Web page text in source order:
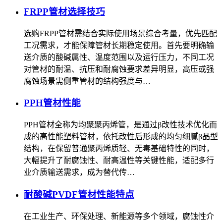
FRPP管材选择技巧
选购FRPP管材需结合实际使用场景综合考量，优先匹配
工况需求，才能保障管材长期稳定使用。首先要明确输
送介质的酸碱属性、温度范围以及运行压力，不同工况
对管材的耐温、抗压和耐腐蚀要求差异明显，高压或强
腐蚀场景需侧重管材的结构强度与…
PPH管材性能
PPH管材全称为均聚聚丙烯管，是通过β改性技术优化而
成的高性能塑料管材，依托改性后形成的均匀细腻β晶型
结构，在保留普通聚丙烯质轻、无毒基础特性的同时，
大幅提升了耐腐蚀性、耐高温性等关键性能，适配多行
业介质输送需求，成为替代传…
耐酸碱PVDF管材性能特点
在工业生产、环保处理、新能源等多个领域，腐蚀性介